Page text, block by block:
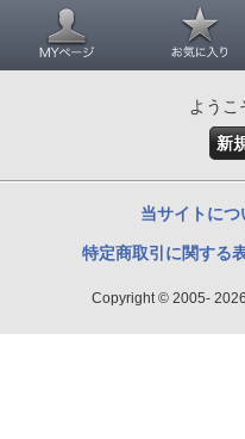
ようこ
新
当サイトにつ
特定商取引に関する
Copyright © 2005-